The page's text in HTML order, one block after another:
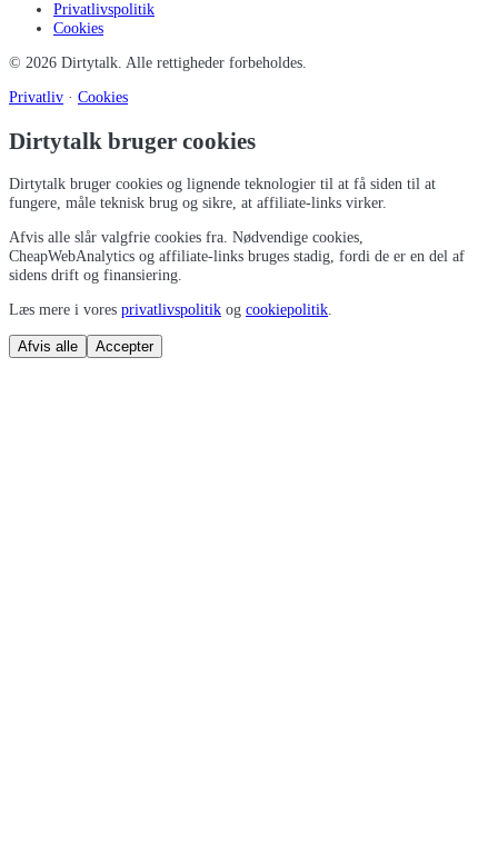
Privatlivspolitik
Cookies
© 2026 Dirtytalk. Alle rettigheder forbeholdes.
Privatliv · Cookies
Dirtytalk bruger cookies
Dirtytalk bruger cookies og lignende teknologier til at få siden til at
fungere, måle teknisk brug og sikre, at affiliate-links virker.
Afvis alle slår valgfrie cookies fra. Nødvendige cookies,
CheapWebAnalytics og affiliate-links bruges stadig, fordi de er en del af
sidens drift og finansiering.
Læs mere i vores privatlivspolitik og cookiepolitik.
Afvis alle Accepter